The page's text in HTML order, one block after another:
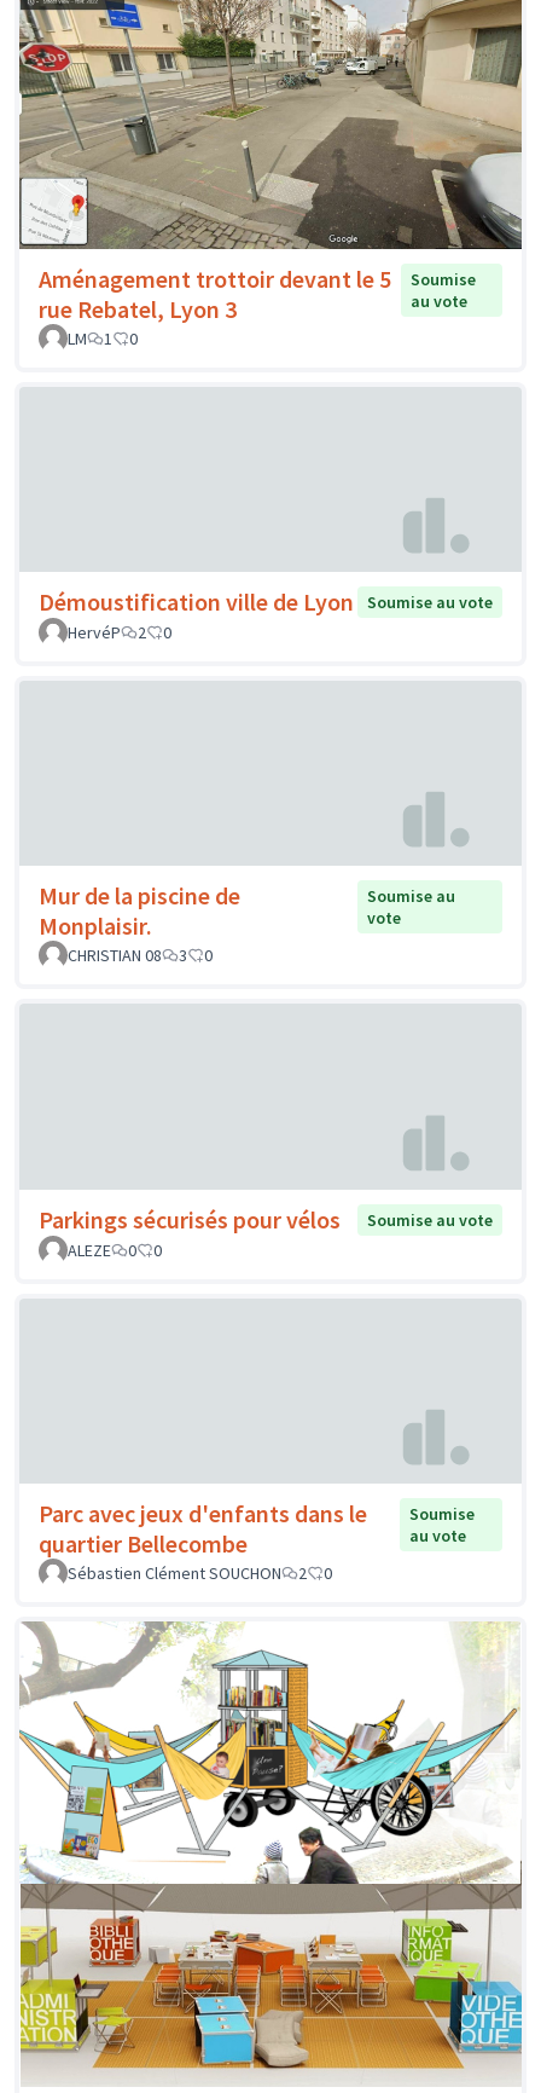
Aménagement trottoir devant le 5
rue Rebatel, Lyon 3
Soumise
au vote
LM
1 0
Démoustification ville de Lyon
Soumise au vote
HervéP
2 0
Mur de la piscine de
Monplaisir.
Soumise au
vote
CHRISTIAN 08
3 0
Parkings sécurisés pour vélos
Soumise au vote
ALEZE
0 0
Parc avec jeux d'enfants dans le
quartier Bellecombe
Soumise
au vote
Sébastien Clément SOUCHON
2 0